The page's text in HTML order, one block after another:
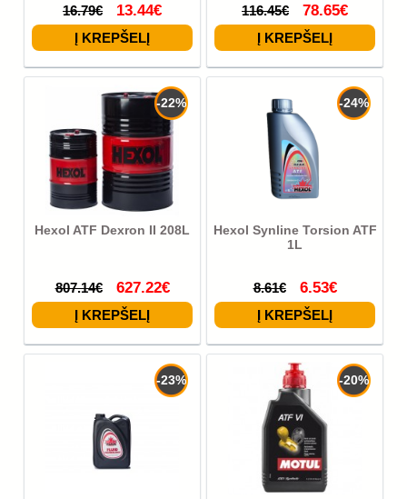
16.79€ 13.44€ 116.45€ 78.65€
-22%
Hexol ATF Dexron II 208L
807.14€ 627.22€
-24%
Hexol Synline Torsion ATF
1L
8.61€ 6.53€
-23% -20%